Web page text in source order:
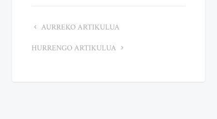
AURREKO ARTIKULUA
HURRENGO ARTIKULUA